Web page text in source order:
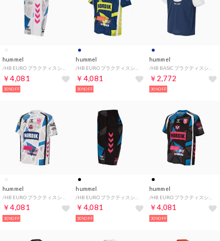
hummel
/HB EURO プラクティスショーツ （ホワイト）
￥4,081
30%OFF
hummel
/HB EURO プラクティスシャツ （ネイビー）
￥4,081
30%OFF
hummel
/HB BASIC プラクティスシャツ （ファントムネイビー）
￥2,772
30%OFF
hummel
￥4,081
30%OFF
hummel
￥4,081
30%OFF
hummel
￥4,081
30%OFF